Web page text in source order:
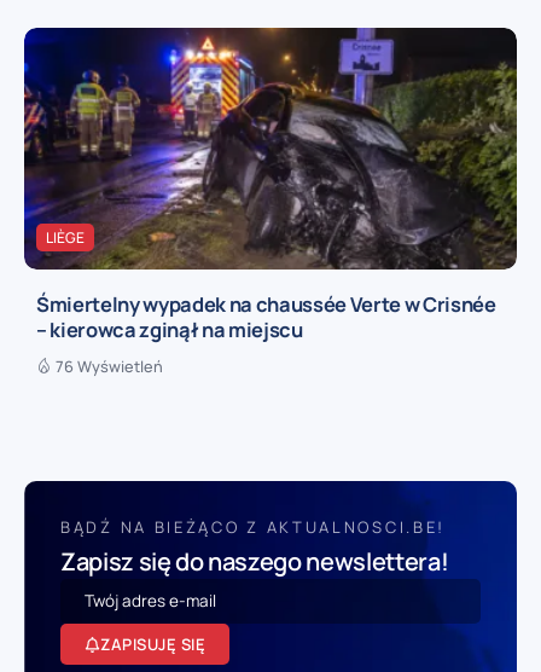
LIÈGE
Śmiertelny wypadek na chaussée Verte w Crisnée
– kierowca zginął na miejscu
76 Wyświetleń
BĄDŹ NA BIEŻĄCO Z AKTUALNOSCI.BE!
Zapisz się do naszego newslettera!
ZAPISUJĘ SIĘ